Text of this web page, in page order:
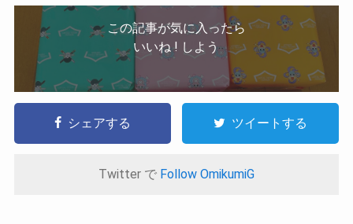
この記事が気に入ったら
いいね ! しよう
シェアする ツイートする
Twitter で Follow OmikumiG